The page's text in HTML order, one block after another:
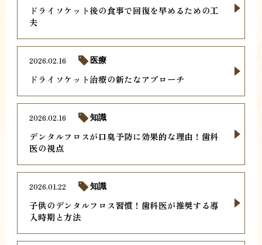
ドライソケット後の食事で回復を早めるための工
夫
ドライソケット治療の新たなアプローチ
2026.02.16 医療
デンタルフロスが口臭予防に効果的な理由！歯科
医の視点
2026.02.16 知識
子供のデンタルフロス習慣！歯科医が推奨する導
入時期と方法
2026.01.22 知識